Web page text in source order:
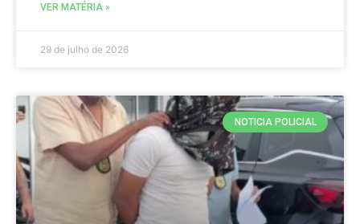
VER MATÉRIA »
29 de julho de 2026
NOTICIA POLICIAL